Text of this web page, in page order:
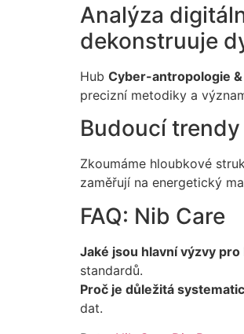
Analýza
dekonstruuje
Hub Cyber-antropologie
precizní metodiky a
Budoucí
Zkoumáme hloubkové
zaměřují na energetický
FAQ: Nib Care
Jaké jsou hlavní výzvy
standardů.
Proč je důležitá
dat.